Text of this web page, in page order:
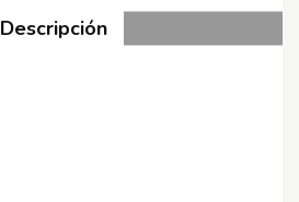
Descripción